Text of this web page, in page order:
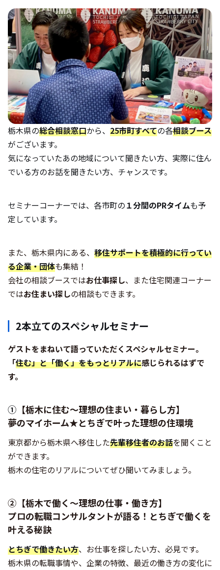
栃木県の総合相談窓口から、 25市町すべての各相談ブース
がございます。
気になっていたあの地域について聞きたい方、実際に住ん
でいる方のお話を聞きたい方、チャンスです。
セミナーコーナーでは、各市町の１分間のPRタイムも予
定しています。
また、栃木県内にある、 移住サポートを積極的に行ってい
る企業・団体も集結！
会社の相談ブースではお仕事探し、また住宅関連コーナー
ではお住まい探しの相談もできます。
2本立てのスペシャルセミナー
ゲストをまねいて語っていただくスペシャルセミナー。
「住む」と「働く」をもっとリアルに感じられるはずで
す。
① 【栃木に住む～理想の住まい・暮らし方】
夢のマイホーム★とちぎで叶った理想の住環境
東京都から栃木県へ移住した先輩移住者のお話を聞くこと
ができます。
栃木の住宅のリアルについてぜひ聞いてみましょう。
②【栃木で働く～理想の仕事・働き方】
プロの転職コンサルタントが語る！とちぎで働くを
叶える秘訣
とちぎで働きたい方、お仕事を探したい方、必見です。
栃木県の転職事情や、企業の特徴、最近の働き方の変化に